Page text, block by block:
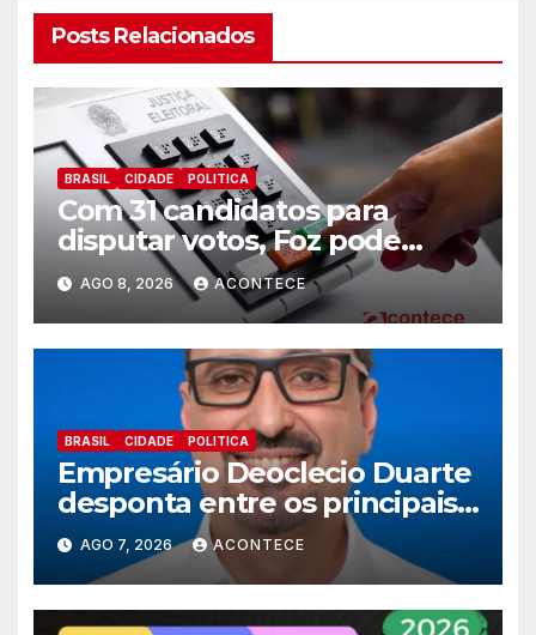
Posts Relacionados
BRASIL CIDADE POLITICA
Com 31 candidatos para
disputar votos, Foz pode
perder representatividade
AGO 8, 2026 ACONTECE
BRASIL CIDADE POLITICA
Empresário Deoclecio Duarte
desponta entre os principais
nomes do União Brasil para
deputado estadual
AGO 7, 2026 ACONTECE